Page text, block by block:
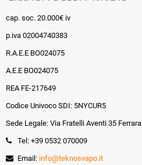
cap. soc. 20.000€ iv
p.iva 02004740383
R.A.E.E BO024075
A.E.E BO024075
REA FE-217649
Codice Univoco SDI: 5NYCUR5
Sede Legale: Via Fratelli Aventi 35 Ferrara
Tel: +39 0532 070009
Email: info@teknosvapo.it